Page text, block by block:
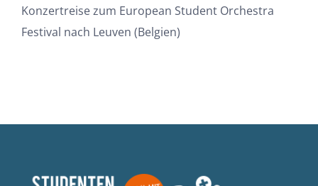
Konzertreise zum European Student Orchestra
Festival nach Leuven (Belgien)